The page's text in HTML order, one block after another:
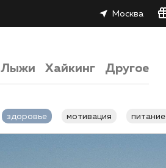
Москва
Лыжи Хайкинг Другое
здоровье мотивация
питание